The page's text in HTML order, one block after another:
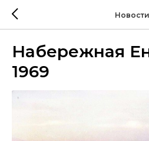
Новости
Набережная
1969